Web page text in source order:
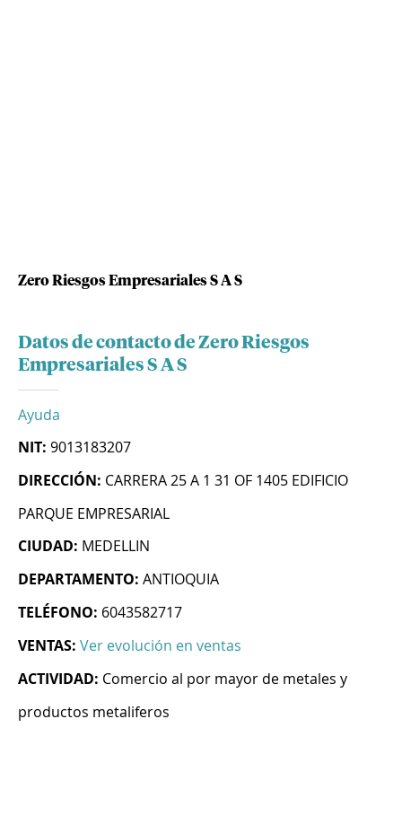
Zero Riesgos Empresariales S A S
Datos de contacto de Zero Riesgos
Empresariales S A S
Ayuda
NIT: 9013183207
DIRECCIÓN: CARRERA 25 A 1 31 OF 1405 EDIFICIO
PARQUE EMPRESARIAL
CIUDAD: MEDELLIN
DEPARTAMENTO: ANTIOQUIA
TELÉFONO: 6043582717
VENTAS: Ver evolución en ventas
ACTIVIDAD: Comercio al por mayor de metales y
productos metaliferos